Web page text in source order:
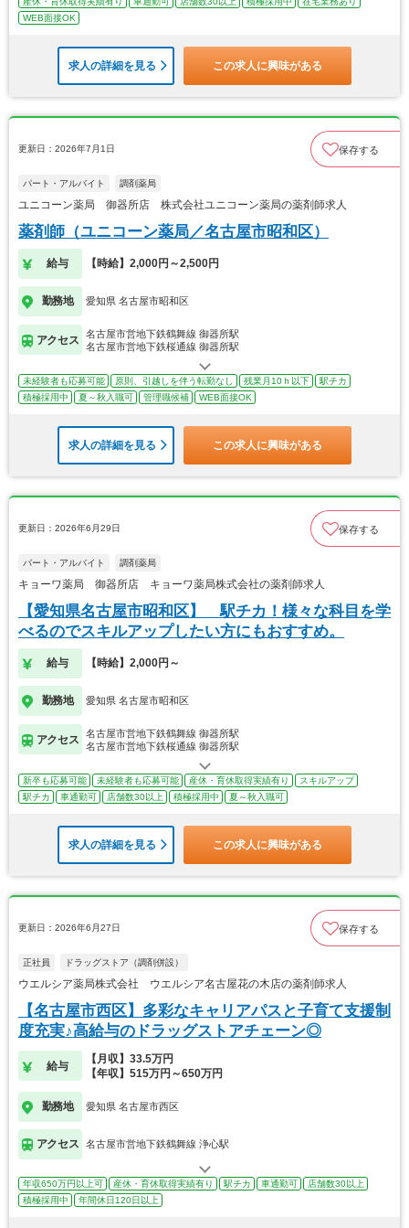
WEB面接OK
求人の詳細を見る この求人に興味がある
更新日：2026年7月1日 保存する
パート・アルバイト 調剤薬局
ユニコーン薬局 御器所店 株式会社ユニコーン薬局の薬剤師求人
薬剤師（ユニコーン薬局／名古屋市昭和区）
給与 【時給】2,000円～2,500円
勤務地 愛知県 名古屋市昭和区
アクセス
名古屋市営地下鉄鶴舞線 御器所駅
名古屋市営地下鉄桜通線 御器所駅
未経験者も応募可能 原則、引越しを伴う転勤なし 残業月10ｈ以下
駅チカ
積極採用中
夏～秋入職可 管理職候補 WEB面接OK
求人の詳細を見る この求人に興味がある
更新日：2026年6月29日 保存する
パート・アルバイト 調剤薬局
キョーワ薬局 御器所店 キョーワ薬局株式会社の薬剤師求人
【愛知県名古屋市昭和区】 駅チカ！様々な科目を学
べるのでスキルアップしたい方にもおすすめ。
給与 【時給】2,000円～
勤務地 愛知県 名古屋市昭和区
アクセス
名古屋市営地下鉄鶴舞線 御器所駅
名古屋市営地下鉄桜通線 御器所駅
新卒も応募可能 未経験者も応募可能 産休・育休取得実績有り
スキルアップ
駅チカ
車通勤可 店舗数30以上 積極採用中 夏～秋入職可
求人の詳細を見る この求人に興味がある
更新日：2026年6月27日 保存する
正社員 ドラッグストア（調剤併設）
ウエルシア薬局株式会社 ウエルシア名古屋花の木店の薬剤師求人
【名古屋市西区】多彩なキャリアパスと子育て支援制
度充実♪高給与のドラッグストアチェーン◎
給与
【月収】33.5万円
【年収】515万円～650万円
勤務地 愛知県 名古屋市西区
アクセス 名古屋市営地下鉄鶴舞線 浄心駅
年収650万円以上可 産休・育休取得実績有り 駅チカ 車通勤可
店舗数30以上
積極採用中
年間休日120日以上